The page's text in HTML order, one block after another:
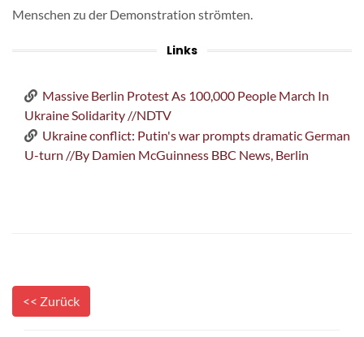
Menschen zu der Demonstration strömten.
Links
Massive Berlin Protest As 100,000 People March In
Ukraine Solidarity //NDTV
Ukraine conflict: Putin's war prompts dramatic German
U-turn //By Damien McGuinness BBC News, Berlin
<< Zurück